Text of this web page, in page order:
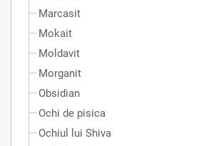
Marcasit
Mokait
Moldavit
Morganit
Obsidian
Ochi de pisica
Ochiul lui Shiva